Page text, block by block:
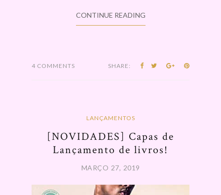
CONTINUE READING
4 COMMENTS SHARE:
LANÇAMENTOS
[NOVIDADES] Capas de
Lançamento de livros!
MARÇO 27, 2019